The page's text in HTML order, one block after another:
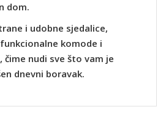
dom.
i udobne sjedalice,
komode i
čime nudi sve što vam je
dnevni boravak.